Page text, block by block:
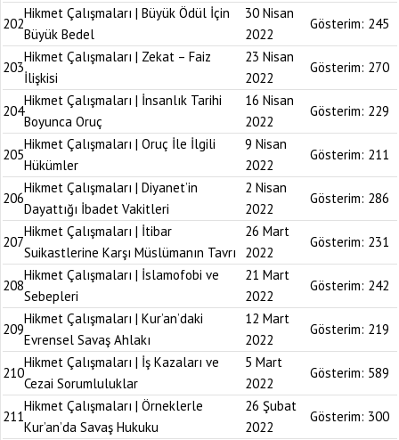
202
Hikmet Çalışmaları | Büyük Ödül İçin
Büyük Bedel
30 Nisan
2022
Gösterim: 245
203
Hikmet Çalışmaları | Zekat – Faiz
İlişkisi
23 Nisan
2022
Gösterim: 270
204
Hikmet Çalışmaları | İnsanlık Tarihi
Boyunca Oruç
16 Nisan
2022
Gösterim: 229
205
Hikmet Çalışmaları | Oruç İle İlgili
Hükümler
9 Nisan
2022
Gösterim: 211
206
Hikmet Çalışmaları | Diyanet’in
Dayattığı İbadet Vakitleri
2 Nisan
2022
Gösterim: 286
207
Hikmet Çalışmaları | İtibar
Suikastlerine Karşı Müslümanın Tavrı
26 Mart
2022
Gösterim: 231
208
Hikmet Çalışmaları | İslamofobi ve
Sebepleri
21 Mart
2022
Gösterim: 242
209
Hikmet Çalışmaları | Kur’an’daki
Evrensel Savaş Ahlakı
12 Mart
2022
Gösterim: 219
210
Hikmet Çalışmaları | İş Kazaları ve
Cezai Sorumluluklar
5 Mart
2022
Gösterim: 589
211
Hikmet Çalışmaları | Örneklerle
Kur’an’da Savaş Hukuku
26 Şubat
2022
Gösterim: 300